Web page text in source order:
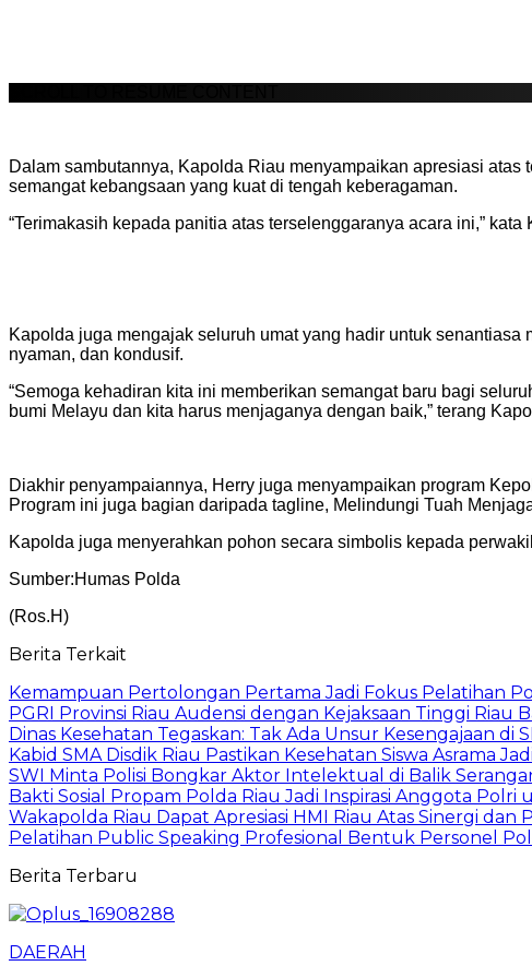
Dalam sambutannya, Kapolda Riau menyampaikan apresiasi
semangat kebangsaan yang kuat di tengah keberagaman.
“Terimakasih kepada panitia atas terselenggaranya acara ini,”
Kapolda juga mengajak seluruh umat yang hadir untuk
nyaman, dan kondusif.
“Semoga kehadiran kita ini memberikan semangat baru bagi
bumi Melayu dan kita harus menjaganya dengan baik,” terang
Diakhir penyampaiannya, Herry juga menyampaikan program
Program ini juga bagian daripada tagline, Melindungi Tuah
Kapolda juga menyerahkan pohon secara simbolis kepada
Sumber:Humas Polda
(Ros.H)
Berita Terkait
Kemampuan Pertolongan Pertama Jadi Fokus Pelatihan
PGRI Provinsi Riau Audensi dengan Kejaksaan Tinggi
Dinas Kesehatan Tegaskan: Tak Ada Unsur Kesengajaan di
Kabid SMA Disdik Riau Pastikan Kesehatan Siswa Asrama
SWI Minta Polisi Bongkar Aktor Intelektual di Balik
Bakti Sosial Propam Polda Riau Jadi Inspirasi Anggota
Wakapolda Riau Dapat Apresiasi HMI Riau Atas Sinergi dan
Pelatihan Public Speaking Profesional Bentuk Personel
Berita Terbaru
DAERAH